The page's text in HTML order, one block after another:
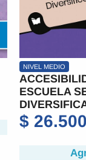
NIVEL MEDIO
ESCUELA
$ 26.500